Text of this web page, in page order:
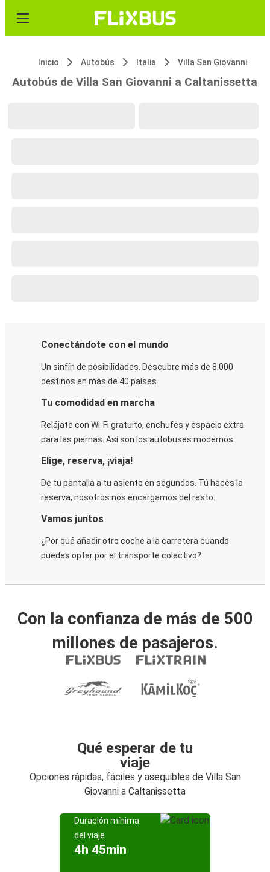
Inicio Autobús Italia Villa San Giovanni
Autobús de Villa San Giovanni a Caltanissetta
Conectándote con el mundo
Un sinfín de posibilidades. Descubre más de 8.000
destinos en más de 40 países.
Tu comodidad en marcha
Relájate con Wi-Fi gratuito, enchufes y espacio extra
para las piernas. Así son los autobuses modernos.
Elige, reserva, ¡viaja!
De tu pantalla a tu asiento en segundos. Tú haces la
reserva, nosotros nos encargamos del resto.
Vamos juntos
¿Por qué añadir otro coche a la carretera cuando
puedes optar por el transporte colectivo?
Con la confianza de más de 500
millones de pasajeros.
Qué esperar de tu
viaje
Opciones rápidas, fáciles y asequibles de Villa San
Giovanni a Caltanissetta
Duración mínima
del viaje
4h 45min